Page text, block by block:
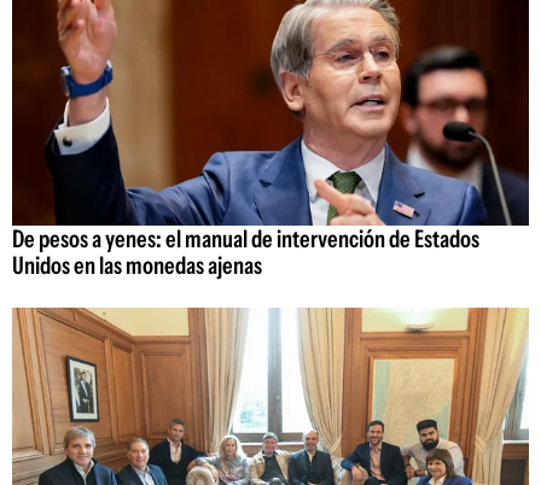
De pesos a yenes: el manual de intervención de Estados
Unidos en las monedas ajenas